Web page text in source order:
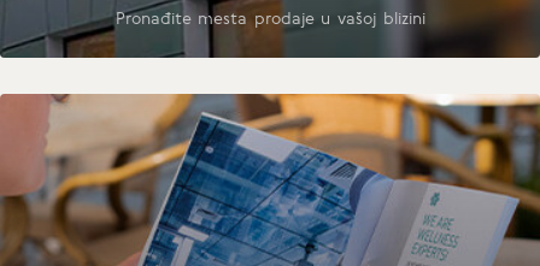
Pronađite mesta prodaje u vašoj blizini